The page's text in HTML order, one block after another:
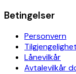
Betingelser
Personvern
Lånevilkår
Avtalevilkår